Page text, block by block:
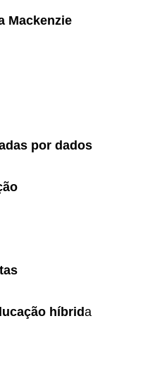
Mackenzie
por dados
híbrida